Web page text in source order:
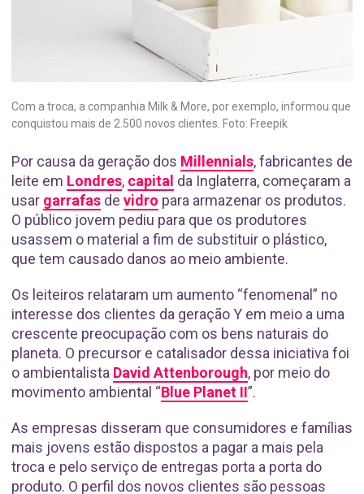
Com a troca, a companhia Milk & More, por exemplo, informou que
conquistou mais de 2.500 novos clientes. Foto: Freepik
Por causa da geração dos Millennials, fabricantes de
leite em Londres, capital da Inglaterra, começaram a
usar garrafas de vidro para armazenar os produtos.
O público jovem pediu para que os produtores
usassem o material a fim de substituir o plástico,
que tem causado danos ao meio ambiente.
Os leiteiros relataram um aumento “fenomenal” no
interesse dos clientes da geração Y em meio a uma
crescente preocupação com os bens naturais do
planeta. O precursor e catalisador dessa iniciativa foi
o ambientalista David Attenborough, por meio do
movimento ambiental “Blue Planet II”.
As empresas disseram que consumidores e famílias
mais jovens estão dispostos a pagar a mais pela
troca e pelo serviço de entregas porta a porta do
produto. O perfil dos novos clientes são pessoas